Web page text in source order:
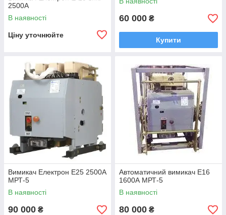
2500А
В наявності
Ціну уточнюйте
60 000 ₴
Купити
Вимикач Електрон Е25 2500А
МРТ-5
В наявності
90 000 ₴
Автоматичний вимикач Е16
1600А МРТ-5
В наявності
80 000 ₴